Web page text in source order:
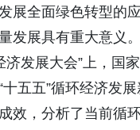
展全面绿色转型的
发展具有重大意义
济发展大会”上，国
十五五”循环经济发
效，分析了当前循